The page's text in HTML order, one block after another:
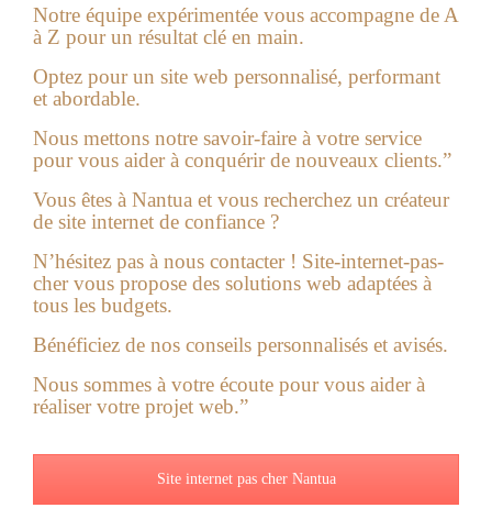
Notre équipe expérimentée vous accompagne de A
à Z pour un résultat clé en main.
Optez pour un site web personnalisé, performant
et abordable.
Nous mettons notre savoir-faire à votre service
pour vous aider à conquérir de nouveaux clients.”
Vous êtes à Nantua et vous recherchez un créateur
de site internet de confiance ?
N’hésitez pas à nous contacter ! Site-internet-pas-
cher vous propose des solutions web adaptées à
tous les budgets.
Bénéficiez de nos conseils personnalisés et avisés.
Nous sommes à votre écoute pour vous aider à
réaliser votre projet web.”
Site internet pas cher Nantua